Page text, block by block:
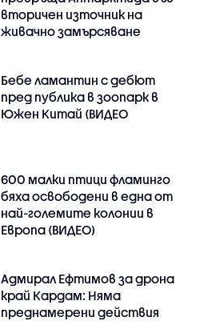
вторичен източник на
живачно замърсяване
Бебе ламантин с дебют
пред публика в зоопарк в
Южен Китай (ВИДЕО
600 малки птици фламинго
бяха освободени в една от
най-големите колонии в
Европа (ВИДЕО)
Адмирал Ефтимов за дрона
край Кардам: Няма
преднамерени действия